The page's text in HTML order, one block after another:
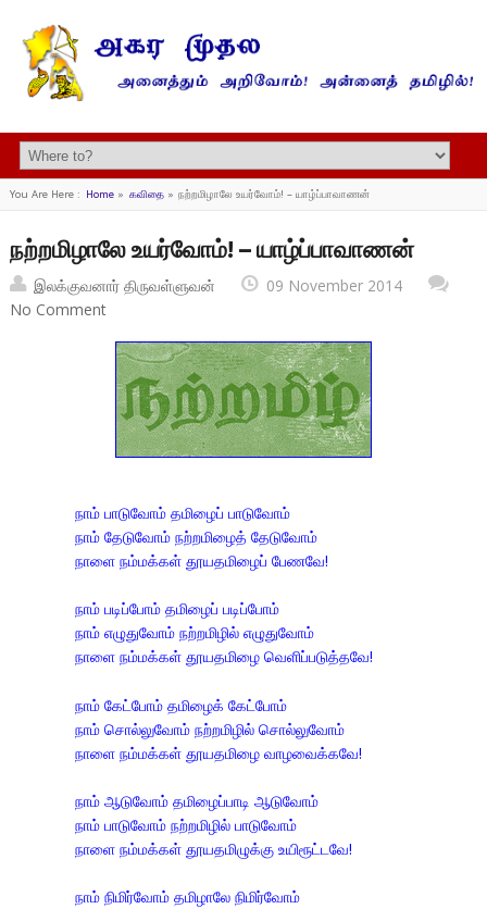
You Are Here : Home» கவிதை» நற்றமிழாலே உயர்வோம்! – யாழ்ப்பாவாணன்
நற்றமிழாலே உயர்வோம்! – யாழ்ப்பாவாணன்
இலக்குவனார் திருவள்ளுவன்
09 November 2014
No Comment
நாம் பாடுவோம் தமிழைப் பாடுவோம்
நாம் தேடுவோம் நற்றமிழைத் தேடுவோம்
நாளை நம்மக்கள் தூயதமிழைப் பேணவே!
நாம் படிப்போம் தமிழைப் படிப்போம்
நாம் எழுதுவோம் நற்றமிழில் எழுதுவோம்
நாளை நம்மக்கள் தூயதமிழை வெளிப்படுத்தவே!
நாம் கேட்போம் தமிழைக் கேட்போம்
நாம் சொல்லுவோம் நற்றமிழில் சொல்லுவோம்
நாளை நம்மக்கள் தூயதமிழை வாழவைக்கவே!
நாம் ஆடுவோம் தமிழைப்பாடி ஆடுவோம்
நாம் பாடுவோம் நற்றமிழில் பாடுவோம்
நாளை நம்மக்கள் தூயதமிழுக்கு உயிரூட்டவே!
நாம் நிமிர்வோம் தமிழாலே நிமிர்வோம்